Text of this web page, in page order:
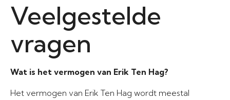
Veelgestelde
vragen
Wat is het vermogen van Erik Ten Hag?
Het vermogen van Erik Ten Hag wordt meestal